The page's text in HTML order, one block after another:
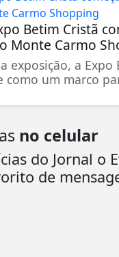
Betim Cristã
Monte Carmo
exposição, a Expo
como um marco
no celular
do Jornal o
de